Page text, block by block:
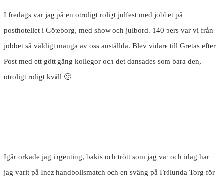
I fredags var jag på en otroligt roligt julfest med jobbet på
posthotellet i Göteborg, med show och julbord. 140 pers var vi från
jobbet så väldigt många av oss anställda. Blev vidare till Gretas efter
Post med ett gött gäng kollegor och det dansades som bara den,
otroligt roligt kväll 🙂
Igår orkade jag ingenting, bakis och trött som jag var och idag har
jag varit på Inez handbollsmatch och en sväng på Frölunda Torg för